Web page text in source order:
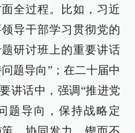
全过程。比如，习近
导干部学习贯彻党的
研讨班上的重要讲话
题导向”；在二十届中
讲话中，强调“推进党
题导向，保持战略定